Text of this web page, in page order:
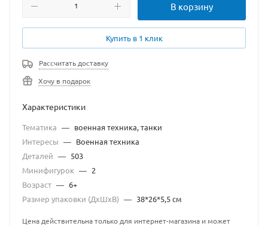
В корзину
Купить в 1 клик
Рассчитать доставку
Хочу в подарок
Характеристики
Тематика — военная техника, танки
Интересы — Военная техника
Деталей — 503
Минифигурок — 2
Возраст — 6+
Размер упаковки (ДхШхВ) — 38*26*5,5 см
Цена действительна только для интернет-магазина и может